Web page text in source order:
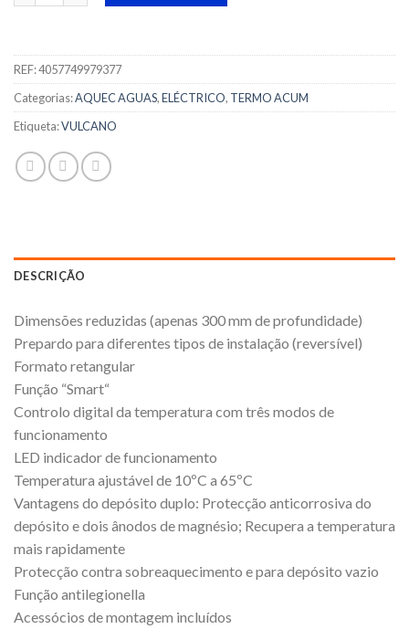
REF:4057749979377
Categorias:AQUEC AGUAS,ELÉCTRICO, TERMO ACUM
Etiqueta:VULCANO
DESCRIÇÃO
Dimensões reduzidas (apenas 300 mm de profundidade)
Prepardo para diferentes tipos de instalação (reversível)
Formato retangular
Função “Smart“
Controlo digital da temperatura com três modos de
funcionamento
LED indicador de funcionamento
Temperatura ajustável de 10ºC a 65ºC
Vantagens do depósito duplo: Protecção anticorrosiva do
depósito e dois ânodos de magnésio; Recupera a temperatura
mais rapidamente
Protecção contra sobreaquecimento e para depósito vazio
Função antilegionella
Acessócios de montagem incluídos